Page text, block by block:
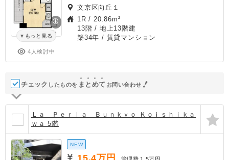
もっと見る
4人検討中
文京区向丘１
1R / 20.86m²
13階 / 地上13階建
築34年 / 賃貸マンション
チェック したものを ま と めて お問い合わせ
Ｌａ Ｐｅｒｌａ Ｂｕｎｋｙｏ Ｋｏｉｓｈｉｋａ
ｗａ 5階
NEW
15.4万円